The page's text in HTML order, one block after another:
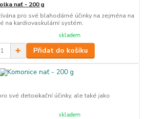
nať - 200 g
pro své blahodárné účinky na zejména na
na kardiovaskulární systém.
skladem
Přidat do košíku
své detoxikační účinky, ale také jako
skladem